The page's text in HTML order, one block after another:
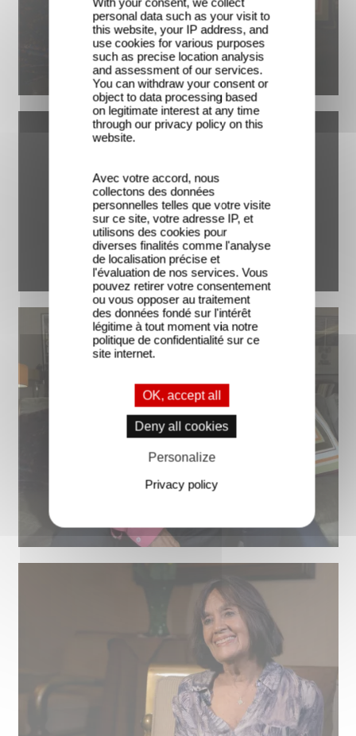
personal data such as your visit to
this website, your IP address, and
use cookies for various purposes
such as precise location analysis
and assessment of our services.
You can withdraw your consent or
object to data processing based
on legitimate interest at any time
through our privacy policy on this
website.
Avec votre accord, nous
collectons des données
personnelles telles que votre visite
sur ce site, votre adresse IP, et
utilisons des cookies pour
diverses finalités comme l'analyse
de localisation précise et
l'évaluation de nos services. Vous
pouvez retirer votre consentement
ou vous opposer au traitement
des données fondé sur l'intérêt
légitime à tout moment via notre
politique de confidentialité sur ce
site internet.
OK, accept all
Deny all cookies
Personalize
Privacy policy